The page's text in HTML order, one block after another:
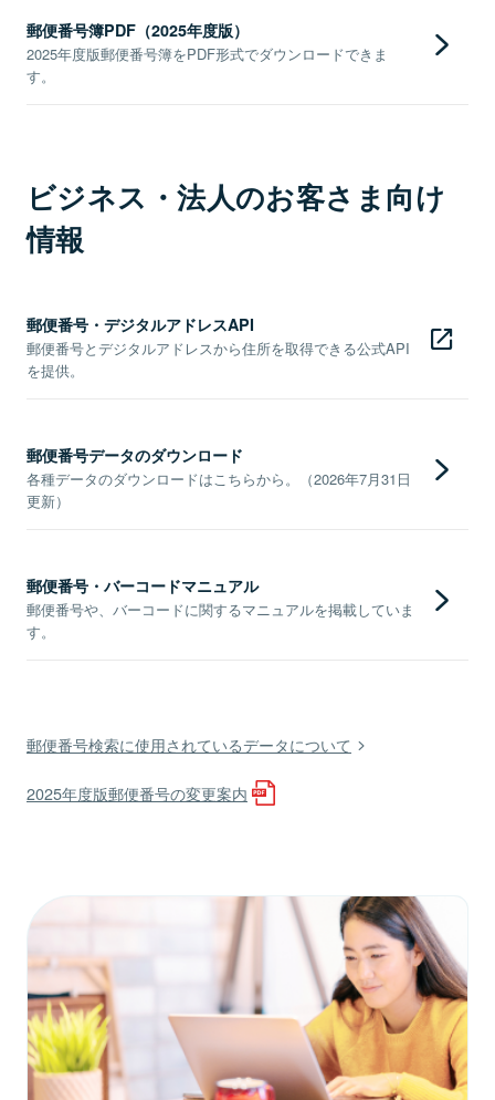
郵便番号簿PDF（2025年度版）
2025年度版郵便番号簿をPDF形式でダウンロードできま
す。
ビジネス・法人のお客さま向け
情報
郵便番号・デジタルアドレスAPI
郵便番号とデジタルアドレスから住所を取得できる公式API
を提供。
郵便番号データのダウンロード
各種データのダウンロードはこちらから。（2026年7月31日
更新）
郵便番号・バーコードマニュアル
郵便番号や、バーコードに関するマニュアルを掲載していま
す。
郵便番号検索に使用されているデータについて
2025年度版郵便番号の変更案内